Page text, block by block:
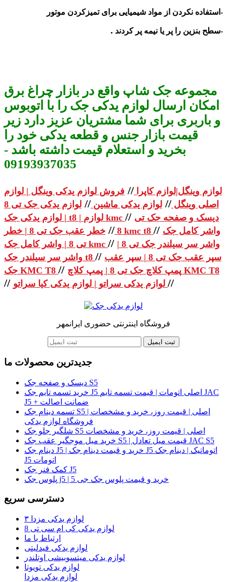
- استفاده نکردن از مواد شیمیایی برای تمیزکردن موتور
-سطح بنزین را پر یا نیمه پر کردند .
مجموعه جک شاپ واقع در بازار چراغ برق
امکان ارسال لوازم یدکی جک را با اتوبوس
و باربری برای شما مشتریان عزیز دارد زیر
قیمت بازار جنس و قطعه یدکی خود را
بخرید و استعلام قیمت داشته باشد -
09193937035
لوازم وینگل|لوازم کاپرا // فروش لوازم یدکی وینگل | لوازم
اصلی وینگل // لوازم یدکی ماشین //
لوازم یدکی جک تی 8
| لوازم یدکی جک t8 | لوازم kmc // دیسک و صفحه جک تی
8
// خطر عقب جک تی 8 | خطر kmc t8 // واشر کامل جک
تی 8 | واشر کامل جک kmc // واشر سر سیلندر جک تی 8 |
واشر سر سیلندر جک t8 // سپر عقب جک تی 8 | سپر عقب
جک KMC T8 // پمپ کلاچ جک تی 8 | پمپ کلاچ KMC T8
// //
فروشگاه اینترنتی حضوری ایرانمهر
ثبت ایمیل
جدیدترین محصولات ما
دیسک و صفحه جک S5
خرید تسمه تایم جک J5 اصلی اتومات | قیمت تسمه تایم JAC
J5 + ضمانت اصالت
تسمه دینام جک S5 اصلی | قیمت روز، خرید و مشخصات |
فروشگاه لوازم یدکی
شلگیر جلو جک S5 اصلی | قیمت روز، خرید و مشخصات
خرید میل موجگیر عقب جک S5 | قیمت میل تعادل JAC S5
دینام جک J5 | خرید و قیمت دینام جک J5 اتوماتیک | دینام جک
J5 اتومات
کمک فنر جک J5
پلوس جک j5 | خرید و قیمت پلوس جک جی 5
دسترسی سریع
لوازم یدکی مزدا ۳
لوازم یدکی کی ام سی تی 8
ارتباط با ما
لوازم یدکی فیدلیتی
لوازم یدکی میتسوبیشی اوتلندر
لوازم یدکی تویوتا
لوازم یدکی مزدا